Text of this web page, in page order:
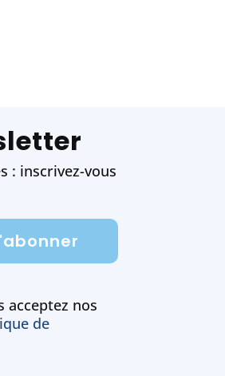
: inscrivez-vous
acceptez nos
de